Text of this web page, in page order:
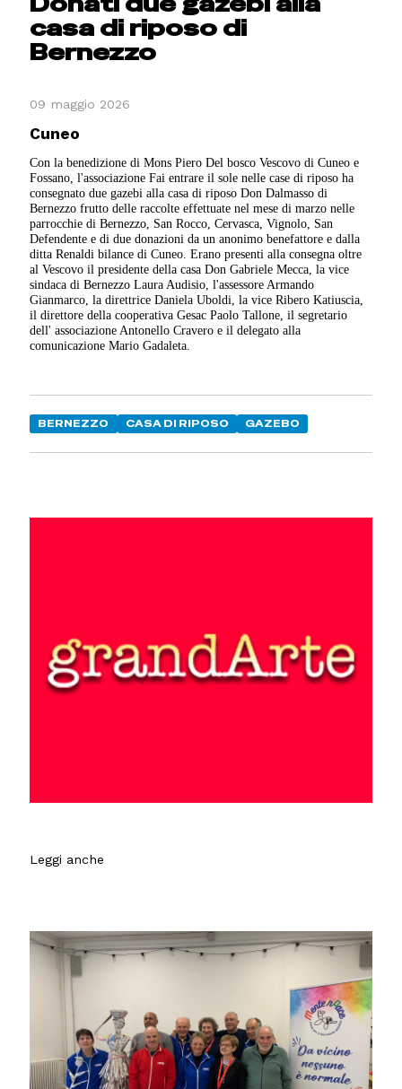
casa di riposo di
Bernezzo
09 maggio 2026
Cuneo
Con la benedizione di Mons Piero Del bosco Vescovo di Cuneo e
Fossano, l'associazione Fai entrare il sole nelle case di riposo ha
consegnato due gazebi alla casa di riposo Don Dalmasso di
Bernezzo frutto delle raccolte effettuate nel mese di marzo nelle
parrocchie di Bernezzo, San Rocco, Cervasca, Vignolo, San
Defendente e di due donazioni da un anonimo benefattore e dalla
ditta Renaldi bilance di Cuneo. Erano presenti alla consegna oltre
al Vescovo il presidente della casa Don Gabriele Mecca, la vice
sindaca di Bernezzo Laura Audisio, l'assessore Armando
Gianmarco, la direttrice Daniela Uboldi, la vice Ribero Katiuscia,
il direttore della cooperativa Gesac Paolo Tallone, il segretario
dell' associazione Antonello Cravero e il delegato alla
comunicazione Mario Gadaleta.
BERNEZZO CASA DI RIPOSO GAZEBO
Leggi anche